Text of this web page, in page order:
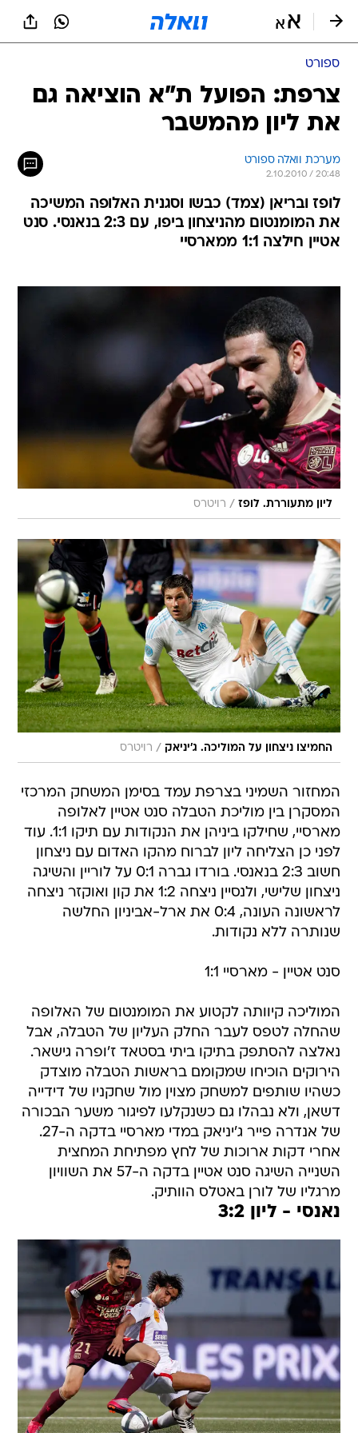
ספורט
צרפת: הפועל ת"א הוציאה גם
את ליון מהמשבר
מערכת וואלה ספורט
2.10.2010 / 20:48
לופז ובריאן (צמד) כבשו וסגנית האלופה המשיכה
את המומנטום מהניצחון ביפו, עם 2:3 בנאנסי. סנט
אטיין חילצה 1:1 ממארסיי
ליון מתעוררת. לופז / רויטרס
החמיצו ניצחון על המוליכה. ג'יניאק / רויטרס
המחזור השמיני בצרפת עמד בסימן המשחק המרכזי
המסקרן בין מוליכת הטבלה סנט אטיין לאלופה
מארסיי, שחילקו ביניהן את הנקודות עם תיקו 1:1. עוד
לפני כן הצליחה ליון לברוח מהקו האדום עם ניצחון
חשוב 2:3 בנאנסי. בורדו גברה 0:1 על לוריין והשיגה
ניצחון שלישי, ולנסיין ניצחה 1:2 את קון ואוקזר ניצחה
לראשונה העונה, 0:4 את ארל-אביניון החלשה
שנותרה ללא נקודות.
סנט אטיין - מארסיי 1:1
המוליכה קיוותה לקטוע את המומנטום של האלופה
שהחלה לטפס לעבר החלק העליון של הטבלה, אבל
נאלצה להסתפק בתיקו ביתי בסטאד ז'ופרה גישאר.
הירוקים הוכיחו שמקומם בראשות הטבלה מוצדק
כשהיו שותפים למשחק מצוין מול שחקניו של דידייה
דשאן, ולא נבהלו גם כשנקלעו לפיגור משער הבכורה
של אנדרה פייר ג'יניאק במדי מארסיי בדקה ה-27.
אחרי דקות ארוכות של לחץ מפתיחת המחצית
השנייה השיגה סנט אטיין בדקה ה-57 את השוויון
מרגליו של לורן באטלס הוותיק.
נאנסי - ליון 3:2